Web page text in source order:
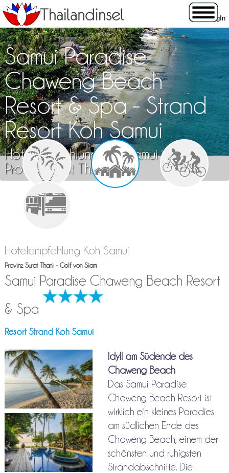
Samui Paradise
Chaweng Beach
Resort & Spa - Strand
Resort Koh Samui
Hotelempfehlung Koh Samui in der
Provinz Surat Thani
Hotelempfehlung Koh Samui
Provinz Surat Thani - Golf von Siam
Samui Paradise Chaweng Beach Resort
& Spa
Resort Strand Koh Samui
Idyll am Südende des
Chaweng Beach
Das Samui Paradise
Chaweng Beach Resort ist
wirklich ein kleines Paradies
am südlichen Ende des
Chaweng Beach, einem der
schönsten und ruhigsten
Strandabschnitte. Die